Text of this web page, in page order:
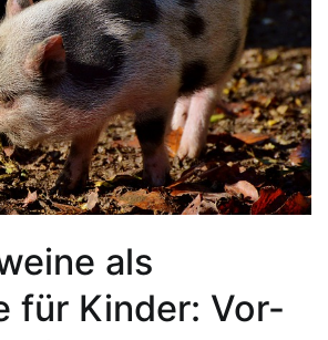
als
für Kinder: Vor-